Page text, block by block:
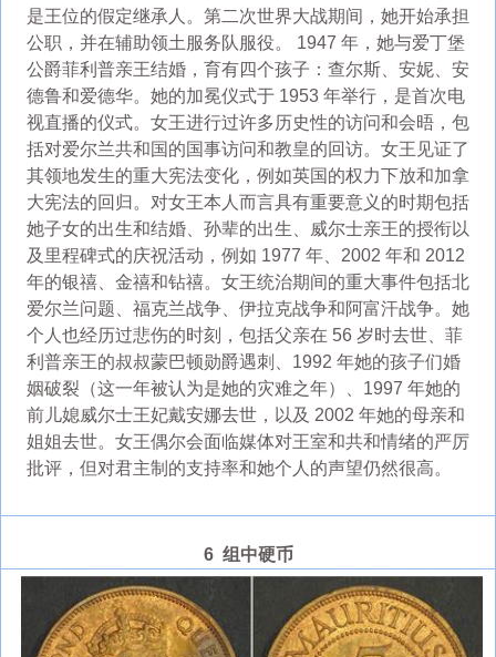
是王位的假定继承人。第二次世界大战期间，她开始承担
公职，并在辅助领土服务队服役。 1947 年，她与爱丁堡
公爵菲利普亲王结婚，育有四个孩子：查尔斯、安妮、安
德鲁和爱德华。她的加冕仪式于 1953 年举行，是首次电
视直播的仪式。女王进行过许多历史性的访问和会晤，包
括对爱尔兰共和国的国事访问和教皇的回访。女王见证了
其领地发生的重大宪法变化，例如英国的权力下放和加拿
大宪法的回归。对女王本人而言具有重要意义的时期包括
她子女的出生和结婚、孙辈的出生、威尔士亲王的授衔以
及里程碑式的庆祝活动，例如 1977 年、2002 年和 2012
年的银禧、金禧和钻禧。女王统治期间的重大事件包括北
爱尔兰问题、福克兰战争、伊拉克战争和阿富汗战争。她
个人也经历过悲伤的时刻，包括父亲在 56 岁时去世、菲
利普亲王的叔叔蒙巴顿勋爵遇刺、1992 年她的孩子们婚
姻破裂（这一年被认为是她的灾难之年）、1997 年她的
前儿媳威尔士王妃戴安娜去世，以及 2002 年她的母亲和
姐姐去世。女王偶尔会面临媒体对王室和共和情绪的严厉
批评，但对君主制的支持率和她个人的声望仍然很高。
6 组中硬币